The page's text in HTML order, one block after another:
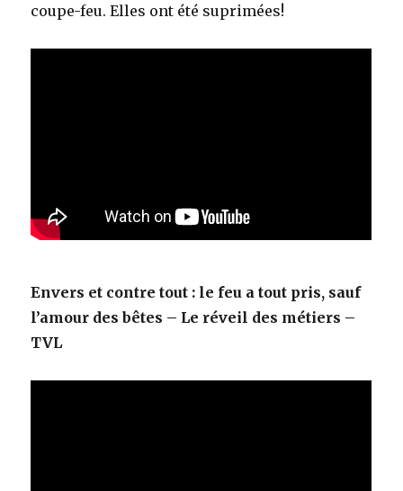
coupe-feu. Elles ont été suprimées!
Envers et contre tout : le feu a tout pris, sauf
l’amour des bêtes – Le réveil des métiers –
TVL